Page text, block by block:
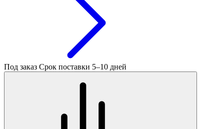
Под заказ Срок поставки 5–10 дней